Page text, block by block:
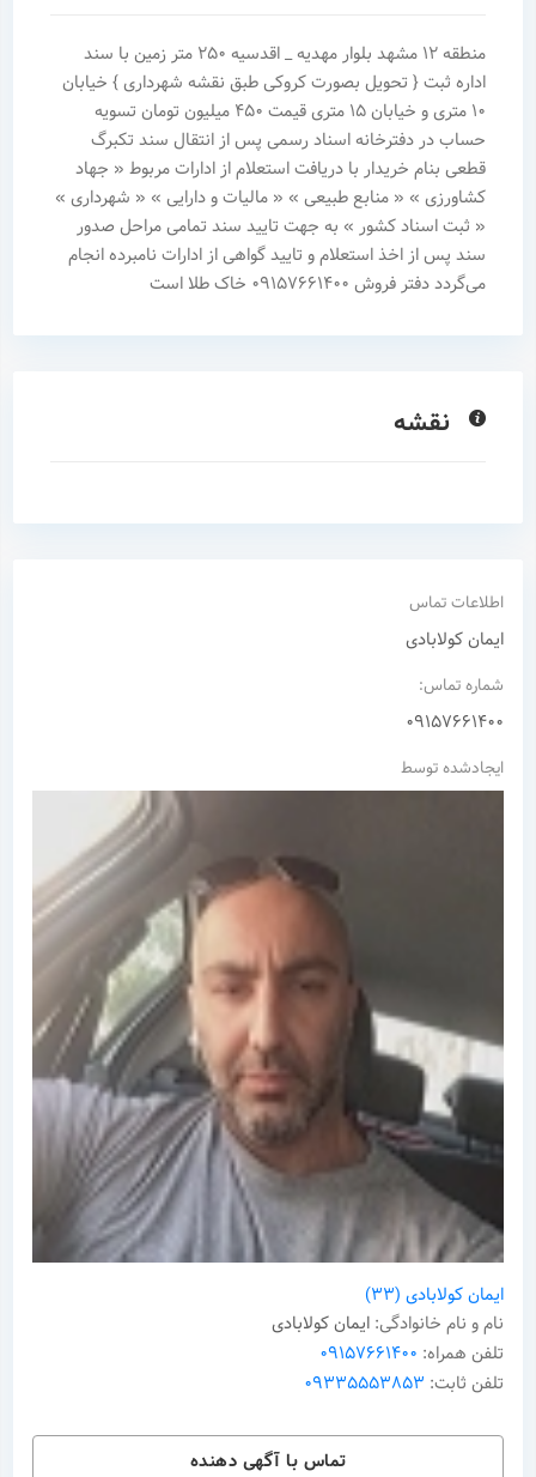
منطقه 12 مشهد بلوار مهدیه _ اقدسیه 250 متر زمین با سند
اداره ثبت { تحویل بصورت کروکی طبق نقشه شهرداری } خیابان
۱۰ متری و خیابان ۱۵ متری قیمت ۴۵۰ میلیون تومان تسویه
حساب در دفترخانه اسناد رسمی پس از انتقال سند تکبرگ
قطعی بنام خریدار با دریافت استعلام از ادارات مربوط « جهاد
کشاورزی » « منابع طبیعی » « مالیات و دارایی » « شهرداری »
« ثبت اسناد کشور » به جهت تایید سند تمامی مراحل صدور
سند پس از اخذ استعلام و تایید گواهی از ادارات نامبرده انجام
می‌گردد دفتر فروش 09157661400 خاک طلا است
نقشه
اطلاعات تماس
ایمان کولابادی
شماره تماس:
09157661400
ایجادشده توسط
ایمان کولابادی (33)
نام و نام خانوادگی: ایمان کولابادی
تلفن همراه: 09157661400
تلفن ثابت: 09335553853
تماس با آگهی دهنده